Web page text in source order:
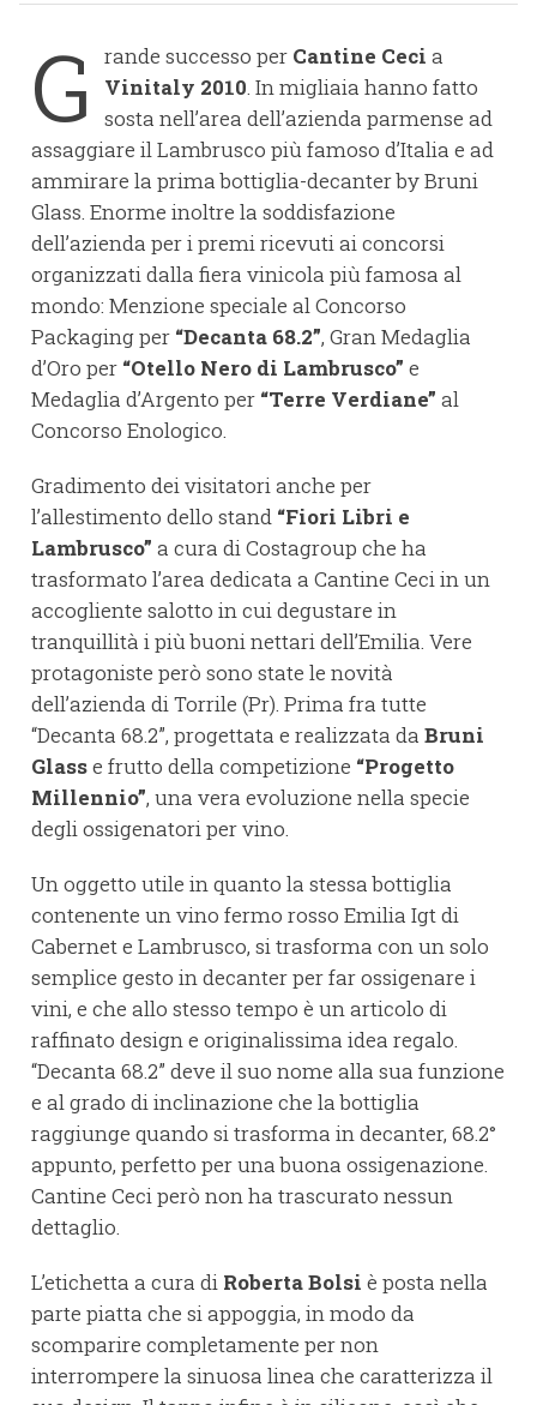
G rande successo per Cantine Ceci a
Vinitaly 2010. In migliaia hanno fatto
sosta nell’area dell’azienda parmense ad
assaggiare il Lambrusco più famoso d’Italia e ad
ammirare la prima bottiglia-decanter by Bruni
Glass. Enorme inoltre la soddisfazione
dell’azienda per i premi ricevuti ai concorsi
organizzati dalla fiera vinicola più famosa al
mondo: Menzione speciale al Concorso
Packaging per “Decanta 68.2”, Gran Medaglia
d’Oro per “Otello Nero di Lambrusco” e
Medaglia d’Argento per “Terre Verdiane” al
Concorso Enologico.
Gradimento dei visitatori anche per
l’allestimento dello stand “Fiori Libri e
Lambrusco” a cura di Costagroup che ha
trasformato l’area dedicata a Cantine Ceci in un
accogliente salotto in cui degustare in
tranquillità i più buoni nettari dell’Emilia. Vere
protagoniste però sono state le novità
dell’azienda di Torrile (Pr). Prima fra tutte
“Decanta 68.2”, progettata e realizzata da Bruni
Glasse frutto della competizione “Progetto
Millennio”, una vera evoluzione nella specie
degli ossigenatori per vino.
Un oggetto utile in quanto la stessa bottiglia
contenente un vino fermo rosso Emilia Igt di
Cabernet e Lambrusco, si trasforma con un solo
semplice gesto in decanter per far ossigenare i
vini, e che allo stesso tempo è un articolo di
raffinato design e originalissima idea regalo.
“Decanta 68.2” deve il suo nome alla sua funzione
e al grado di inclinazione che la bottiglia
raggiunge quando si trasforma in decanter, 68.2°
appunto, perfetto per una buona ossigenazione.
Cantine Ceci però non ha trascurato nessun
dettaglio.
L’etichetta a cura di Roberta Bolsi è posta nella
parte piatta che si appoggia, in modo da
scomparire completamente per non
interrompere la sinuosa linea che caratterizza il